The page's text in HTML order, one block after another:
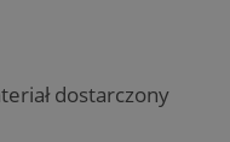
dostarczony